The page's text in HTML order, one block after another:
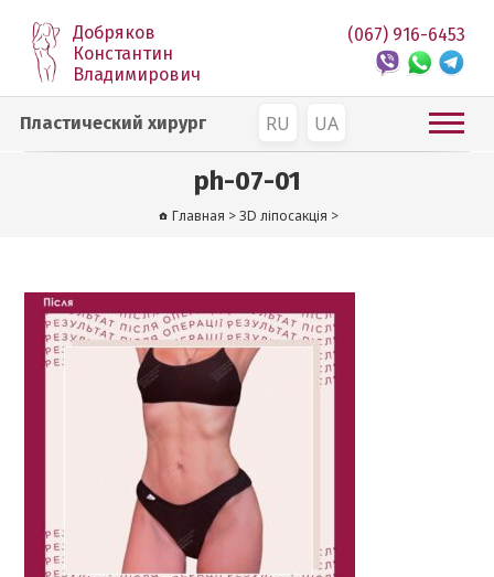
Добряков
Константин
Владимирович
RU UA
(067) 916-6453
Пластический хирург
ph-07-01
Главная >3D ліпосакція >